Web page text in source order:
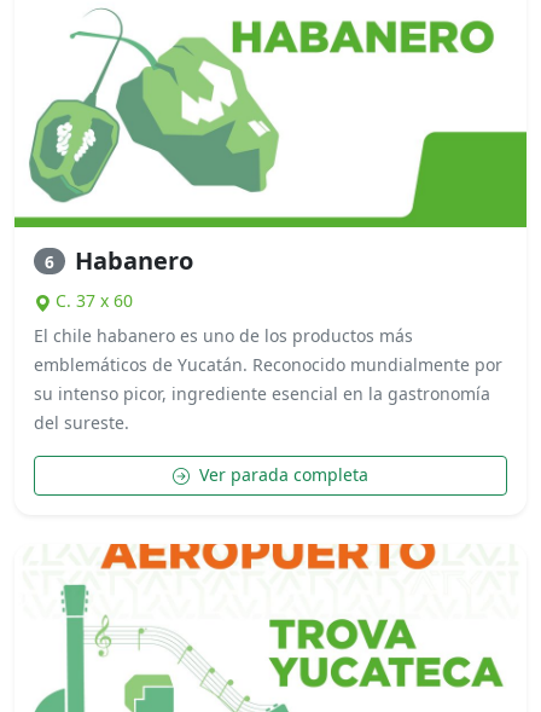
6 Habanero
C. 37 x 60
El chile habanero es uno de los productos más
emblemáticos de Yucatán. Reconocido mundialmente por
su intenso picor, ingrediente esencial en la gastronomía
del sureste.
Ver parada completa